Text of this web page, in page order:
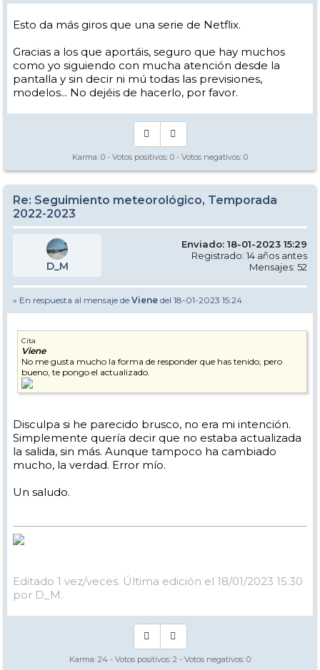
Esto da más giros que una serie de Netflix.
Gracias a los que aportáis, seguro que hay muchos
como yo siguiendo con mucha atención desde la
pantalla y sin decir ni mú todas las previsiones,
modelos... No dejéis de hacerlo, por favor.
Karma: 0 - Votos positivos: 0 - Votos negativos: 0
Re: Seguimiento meteorológico, Temporada
2022-2023
D_M
Enviado: 18-01-2023 15:29
Registrado: 14 años antes
Mensajes: 52
» En respuesta al mensaje de Viene del 18-01-2023 15:24
Cita
Viene
No me gusta mucho la forma de responder que has tenido, pero
bueno, te pongo el actualizado.
Disculpa si he parecido brusco, no era mi intención.
Simplemente quería decir que no estaba actualizada
la salida, sin más. Aunque tampoco ha cambiado
mucho, la verdad. Error mío.
Un saludo.
Editado 1 vez/veces. Última edición el 18/01/2023 15:30
por D_M.
Karma: 24 - Votos positivos: 2 - Votos negativos: 0